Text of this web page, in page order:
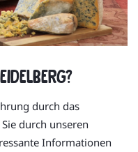
durch das
durch unseren
Informationen